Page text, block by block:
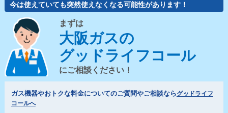
今は使えていても突然使えなくなる可能性があります！
まずは
大阪ガスの
グッドライフコール
にご相談ください！
ガス機器やおトクな料金についてのご質問やご相談ならグッドライフ
コールへ